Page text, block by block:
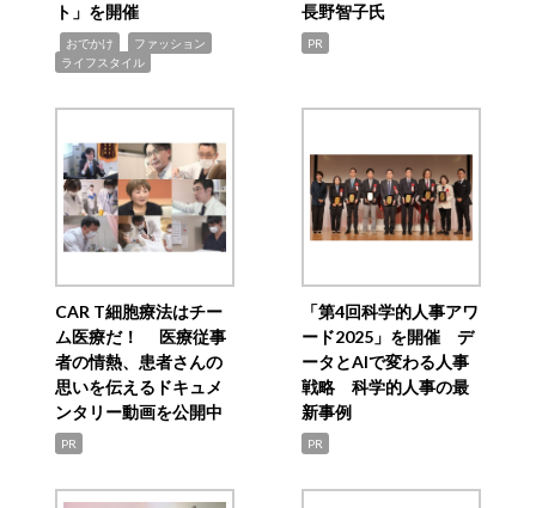
ト」を開催
おでかけ ファッション
ライフスタイル
長野智子氏
PR
CAR T細胞療法はチー
ム医療だ！ 医療従事
者の情熱、患者さんの
思いを伝えるドキュメ
ンタリー動画を公開中
PR
「第4回科学的人事アワ
ード2025」を開催 デ
ータとAIで変わる人事
戦略 科学的人事の最
新事例
PR